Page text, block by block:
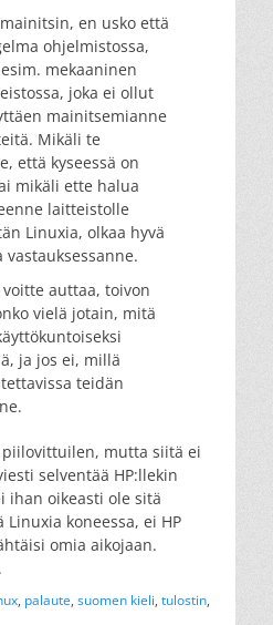
en usko että
ohjelmistossa,
mekaaninen
joka ei ollut
mainitsemianne
Mikäli te
että kyseessä on
mikäli ette halua
laitteistolle
Linuxia, olkaa hyvä
vastauksessanne.
auttaa, toivon
vielä jotain, mitä
ja jos ei, millä
teidän
piilovittuilen, mutta siitä ei
selventää HP:llekin
ihan oikeasti ole sitä
koneessa, ei HP
omia aikojaan.
, palaute, suomen kieli, tulostin,